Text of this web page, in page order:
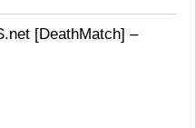
[DeathMatch] –